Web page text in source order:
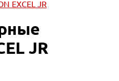
JR